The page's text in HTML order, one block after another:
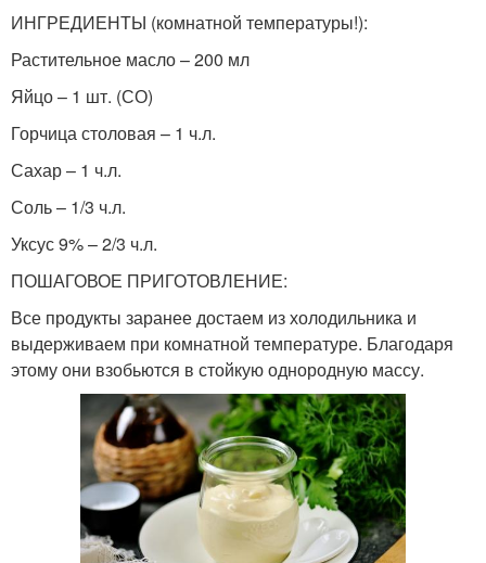
ИНГРЕДИЕНТЫ (комнатной температуры!):
Растительное масло – 200 мл
Яйцо – 1 шт. (СО)
Горчица столовая – 1 ч.л.
Сахар – 1 ч.л.
Соль – 1/3 ч.л.
Уксус 9% – 2/3 ч.л.
ПОШАГОВОЕ ПРИГОТОВЛЕНИЕ:
Все продукты заранее достаем из холодильника и
выдерживаем при комнатной температуре. Благодаря
этому они взобьются в стойкую однородную массу.